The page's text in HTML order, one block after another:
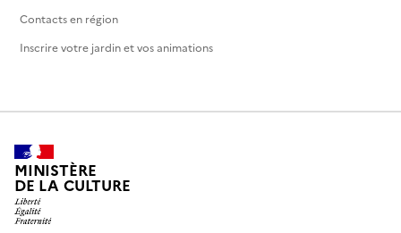
Contacts en région
Inscrire votre jardin et vos animations
MINISTÈRE
DE LA CULTURE